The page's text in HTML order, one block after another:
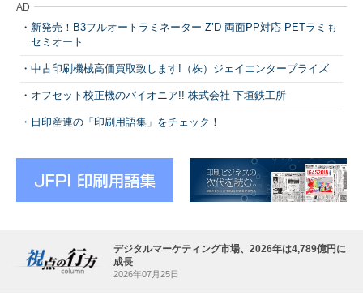
AD
新発売！B3フルオートラミネーター Z’D 両面PP対応 PETラミも
セミオート
中古印刷機械高価買取致します!（株）ジェイエンタープライズ
オフセット校正機のパイオニア!! 株式会社 下垣鉄工所
日印産連の「印刷用語集」をチェック！
デジタルマーケティング市場、2026年は4,789億円に
成長
2026年07月25日